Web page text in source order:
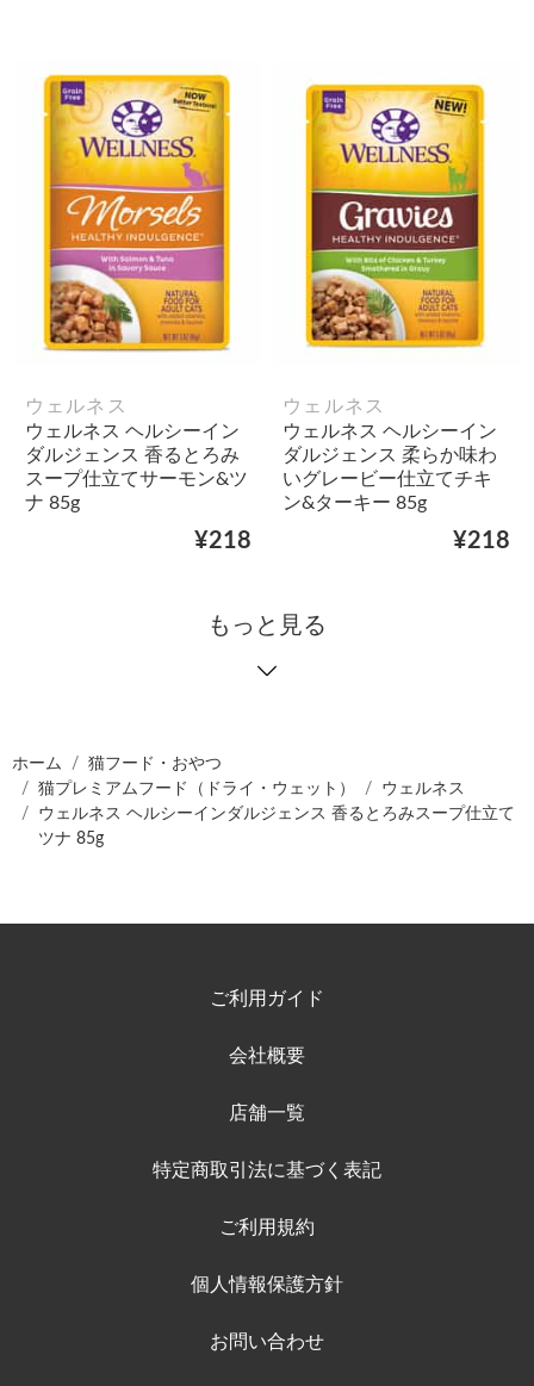
ウェルネス
ウェルネス ヘルシーイン
ダルジェンス 香るとろみ
スープ仕立てサーモン&ツ
ナ 85g
¥218
ウェルネス
ウェルネス ヘルシーイン
ダルジェンス 柔らか味わ
いグレービー仕立てチキ
ン&ターキー 85g
¥218
もっと見る
ホーム
猫フード・おやつ
猫プレミアムフード（ドライ・ウェット）
ウェルネス
ウェルネス ヘルシーインダルジェンス 香るとろみスープ仕立て
ツナ 85g
ご利用ガイド
会社概要
店舗一覧
特定商取引法に基づく表記
ご利用規約
個人情報保護方針
お問い合わせ